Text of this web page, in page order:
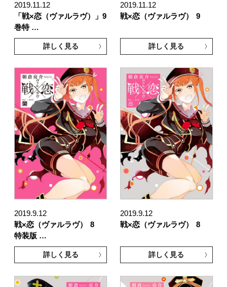
2019.11.12
「戦×恋（ヴァルラヴ）」9
巻特 …
詳しく見る
2019.11.12
戦×恋（ヴァルラヴ）
9
詳しく見る
2019.9.12
戦×恋（ヴァルラヴ）
8
特装版 …
詳しく見る
2019.9.12
戦×恋（ヴァルラヴ）
8
詳しく見る